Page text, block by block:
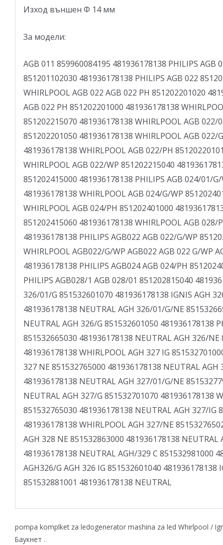
Изход външен Ф 14 мм
За модели:
AGB 011 859960084195 481936178138 PHILIPS AGB
851201102030 481936178138 PHILIPS AGB 022
WHIRLPOOL AGB 022 AGB 022 PH 851202201020
AGB 022 PH 851202201000 481936178138
851202215070 481936178138 WHIRLPOOL AGB 022/
851202201050 481936178138 WHIRLPOOL AGB 022/
481936178138 WHIRLPOOL AGB 022/PH
WHIRLPOOL AGB 022/WP 851202215040
851202415000 481936178138 PHILIPS AGB 024/01/
481936178138 WHIRLPOOL AGB 024/G/WP
WHIRLPOOL AGB 024/PH 851202401000
851202415060 481936178138 WHIRLPOOL AGB 028/
481936178138 PHILIPS AGB022 AGB 022/G/WP
WHIRLPOOL AGB022/G/WP AGB022 AGB 022 G/WP
481936178138 PHILIPS AGB024 AGB 024/PH
PHILIPS AGB028/1 AGB 028/01 851202815040
326/01/G 851532601070 481936178138 IGNIS AGH
481936178138 NEUTRAL AGH 326/01/G/NE
NEUTRAL AGH 326/G 851532601050 481936178138
851532665030 481936178138 NEUTRAL AGH 326/NE
481936178138 WHIRLPOOL AGH 327 IG
327 NE 851532765000 481936178138 NEUTRAL
481936178138 NEUTRAL AGH 327/01/G/NE
NEUTRAL AGH 327/G 851532701070 481936178138
851532765030 481936178138 NEUTRAL AGH 327/IG
481936178138 WHIRLPOOL AGH 327/NE
AGH 328 NE 851532863000 481936178138 NEUTRAL
481936178138 NEUTRAL AGH/329 C 851532981000
AGH326/G AGH 326 IG 851532601040 481936178138
851532881001 481936178138 NEUTRAL
pompa komplket za ledogenerator mashina za led Whirlpool /
Баукнет .